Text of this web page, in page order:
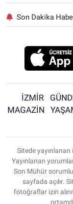
Son Dakika
İZMİR
MAGAZİN
Sitede
Yayınlanan
Son Mühür
sayfada açılır.
fotoğraflar izin